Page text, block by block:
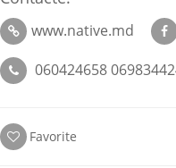
www.native.md
060424658
Favorite